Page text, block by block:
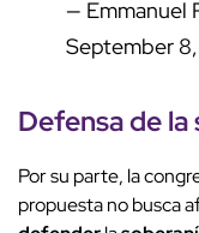
— Emmanuel
September
Defensa de la
Por su parte, la
propuesta no busca